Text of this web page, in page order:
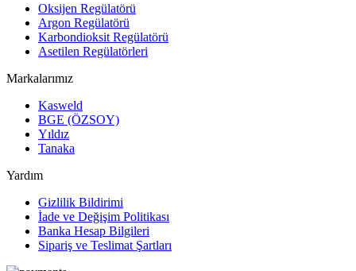
Oksijen Regülatörü
Argon Regülatörü
Karbondioksit Regülatörü
Asetilen Regülatörleri
Markalarımız
Kasweld
BGE (ÖZSOY)
Yıldız
Tanaka
Yardım
Gizlilik Bildirimi
İade ve Değişim Politikası
Banka Hesap Bilgileri
Sipariş ve Teslimat Şartları